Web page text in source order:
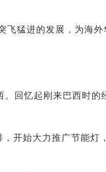
进的发展，为海外
忆起刚来巴西时的
始大力推广节能灯